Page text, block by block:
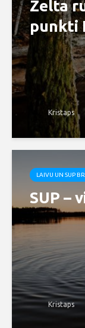
Zelta
punkti
Kristaps
LAIVU UN SUP
SUP –
Kristaps